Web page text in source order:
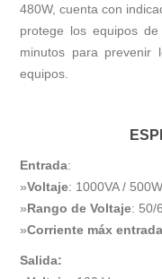
480W, cuenta con
protege los equipos
minutos para prevenir
equipos.
Entrada:
»Voltaje: 1000VA / 500W
»Rango de Voltaje: 50/
»Corriente máx entrada
Salida: